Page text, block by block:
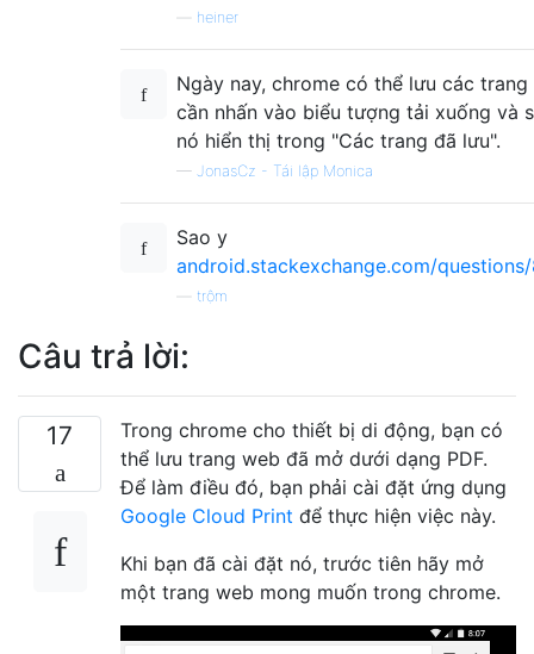
heiner
Ngày nay, chrome có thể lưu các
cần nhấn vào biểu tượng tải xuống và
nó hiển thị trong "Các trang đã lưu".
— JonasCz - Tái lập Monica
Sao y
android.stackexchange.com/
trộm
Câu trả lời:
17
Trong chrome cho thiết bị di động, bạn có
thể lưu trang web đã mở dưới dạng PDF.
Để làm điều đó, bạn phải cài đặt ứng dụng
Google Cloud Print để thực hiện việc này.
Khi bạn đã cài đặt nó, trước tiên hãy mở
một trang web mong muốn trong chrome.